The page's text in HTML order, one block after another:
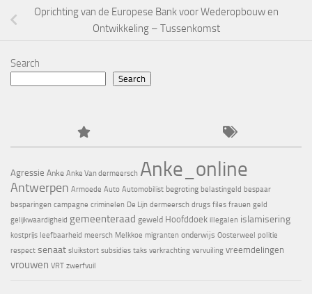
Oprichting van de Europese Bank voor Wederopbouw en
Ontwikkeling – Tussenkomst
Search
Search
Agressie Anke Anke Van dermeersch Anke_online
Antwerpen Armoede Auto Automobilist begroting belastingeld bespaar
besparingen campagne criminelen De Lijn dermeersch drugs files frauen geld
gelijkwaardigheid gemeenteraad geweld Hoofddoek illegalen islamisering
kostprijs leefbaarheid meersch Melkkoe migranten onderwijs Oosterweel politie
respect senaat sluikstort subsidies taks verkrachting vervuiling vreemdelingen
vrouwen VRT zwerfvuil